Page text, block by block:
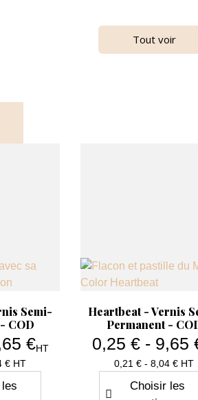
Tout voir
Semi-
COD
€HT
€ HT
 Aperçu rapide
Heartbeat - Vernis
Permanent -
Prix
0,25 € - 9,65
0,21 € - 8,04 € HT
Choisir les